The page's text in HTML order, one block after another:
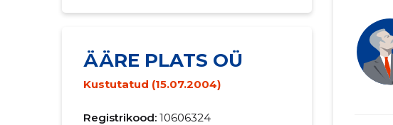
ÄÄRE PLATS OÜ
Kustutatud (15.07.2004)
Registrikood: 10606324